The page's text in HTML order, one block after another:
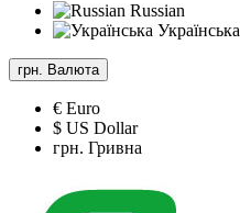
Russian
Українська
грн. Валюта
€ Euro
$ US Dollar
грн. Гривна